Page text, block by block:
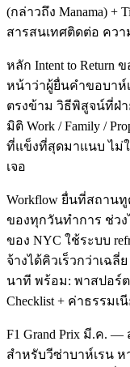
(กล่าวถึง Manama) +
สารสนเทศติดต่อ คว
หลัก Intent to Return
หน้าว่าผู้ยื่นคำขอบาห์
ตรงข้าม วิธีพิสูจน์ที่ฝ่า
มิติ Work / Family /
ที่แข็งที่สุดมาแนบ ไม่
เจอ
Workflow ยื่นที่สถานทูต
ของทุกวันทำการ ช่วง
ของ NYC ใช้ระบบ
จ้างได้คิวเร็วกว่าเฉ
นาที พร้อม: พาสปอร์ต
Checklist + ค่าธรรมเ
F1 Grand Prix มี.ค.
สำหรับวีซ่าบาห์เรน ห